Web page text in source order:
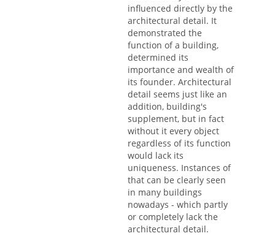
influenced directly by the
architectural detail. It
demonstrated the
function of a building,
determined its
importance and wealth of
its founder. Architectural
detail seems just like an
addition, building's
supplement, but in fact
without it every object
regardless of its function
would lack its
uniqueness. Instances of
that can be clearly seen
in many buildings
nowadays - which partly
or completely lack the
architectural detail.